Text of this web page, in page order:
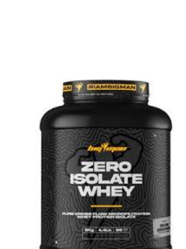
AÑADIR AL CARRITO